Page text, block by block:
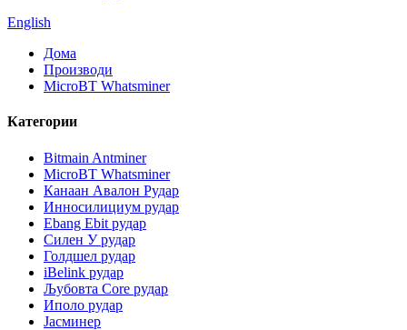
English
Дома
Производи
MicroBT Whatsminer
Категории
Bitmain Antminer
MicroBT Whatsminer
Канаан Авалон Рудар
Инносилициум рудар
Ebang Ebit рудар
Силен У рудар
Голдшел рудар
iBelink рудар
Љубовта Core рудар
Иполо рудар
Јасминер